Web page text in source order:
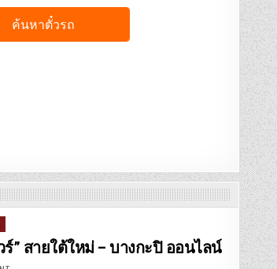
” สายใต้ใหม่ – บางกะปิ ออนไลน์